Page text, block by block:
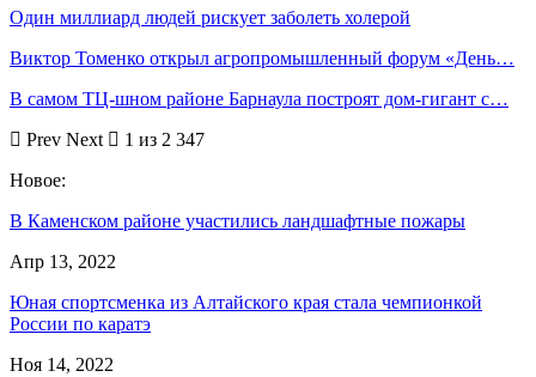
Один миллиард людей рискует заболеть холерой
Виктор Томенко открыл агропромышленный форум «День…
В самом ТЦ-шном районе Барнаула построят дом-гигант с…
Prev Next
1 из 2 347
Новое:
В Каменском районе участились ландшафтные пожары
Апр 13, 2022
Юная спортсменка из Алтайского края стала чемпионкой
России по каратэ
Ноя 14, 2022